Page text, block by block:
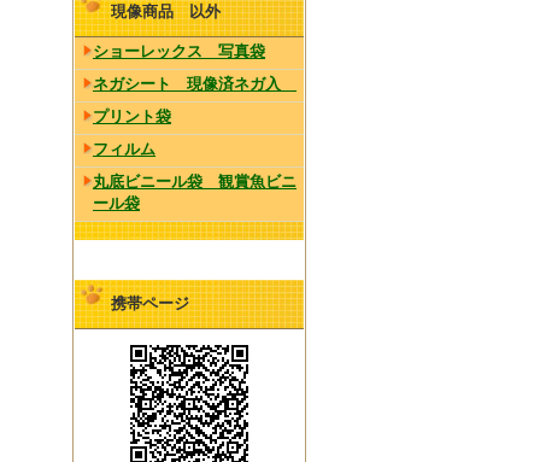
現像商品 以外
ショーレックス 写真袋
ネガシート 現像済ネガ入
プリント袋
フィルム
丸底ビニール袋 観賞魚ビニ
ール袋
携帯ページ